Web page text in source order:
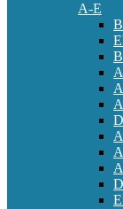
A-E